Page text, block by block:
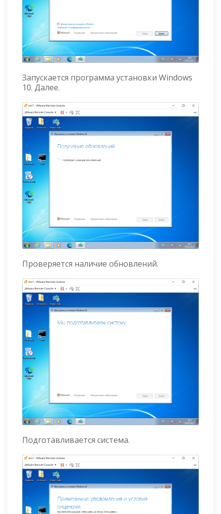
Запускается программа установки Windows
10. Далее.
Проверяется наличие обновлений.
Подготавливается система.